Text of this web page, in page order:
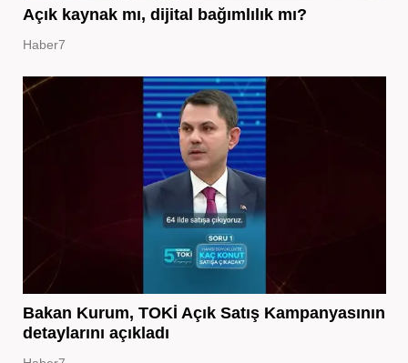
Açık kaynak mı, dijital bağımlılık mı?
Haber7
Bakan Kurum, TOKİ Açık Satış Kampanyasının
detaylarını açıkladı